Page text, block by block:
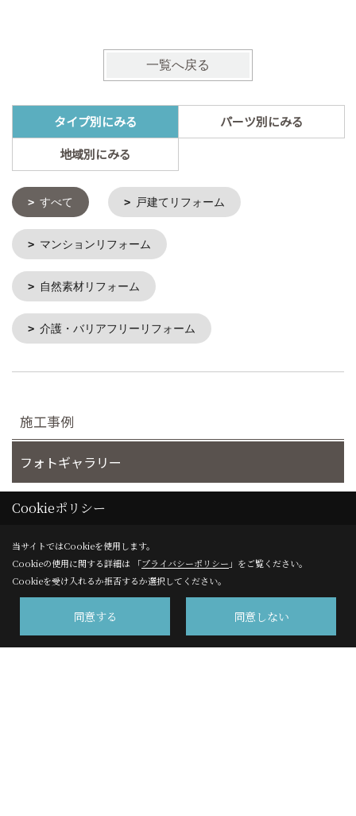
一覧へ戻る
タイプ別にみる
パーツ別にみる
地域別にみる
すべて 戸建てリフォーム
マンションリフォーム
自然素材リフォーム
介護・バリアフリーリフォーム
施工事例
フォトギャラリー
完工事例
お客様の声
株式会社サンエイ 高千穂事業部
Cookieポリシー
当サイトではCookieを使用します。
Cookieの使用に関する詳細は 「プライバシーポリシー 」をご覧ください。
Cookieを受け入れるか拒否するか選択してください。
同意する 同意しない